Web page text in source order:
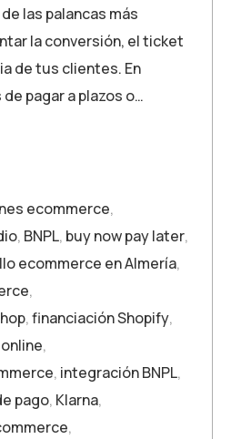
las palancas más
la conversión, el ticket
de tus clientes. En
pagar a plazos o…
ecommerce,
, BNPL, buy now pay later,
ecommerce en Almería,
,
,financiación Shopify,
,
, integración BNPL,
pago, Klarna,
,